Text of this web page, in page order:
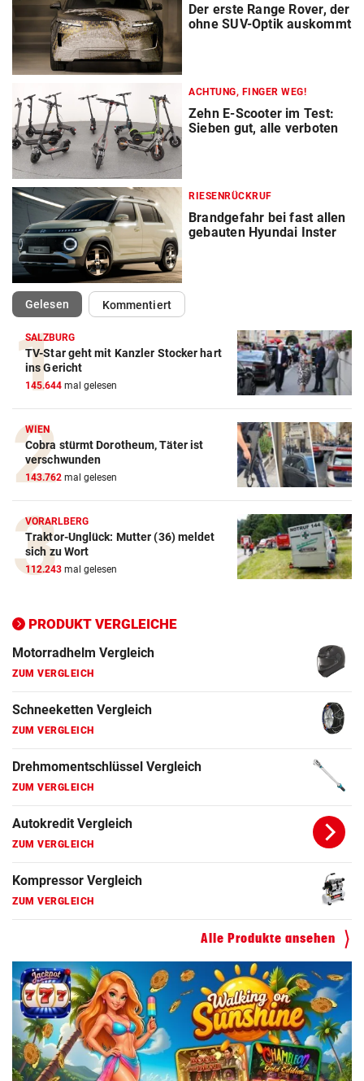
Der erste Range Rover, der
ohne SUV-Optik auskommt
ACHTUNG, FINGER WEG!
Zehn E-Scooter im Test:
Sieben gut, alle verboten
RIESENRÜCKRUF
Brandgefahr bei fast allen
gebauten Hyundai Inster
Gelesen(ausgewählt)Kommentiert
SALZBURG
TV-Star geht mit Kanzler Stocker hart
ins Gericht
145.644 mal gelesen
WIEN
Cobra stürmt Dorotheum, Täter ist
verschwunden
143.762 mal gelesen
VORARLBERG
Traktor-Unglück: Mutter (36) meldet
sich zu Wort
112.243 mal gelesen
PRODUKT VERGLEICHE
Autobatterie Vergleich
ZUM VERGLEICH
Winterreifen Vergleich
ZUM VERGLEICH
Wagenheber Vergleich
ZUM VERGLEICH
Elektroroller Vergleich
ZUM VERGLEICH
ZUM VERGLEICH
Motorradhelm Vergleich
ZUM VERGLEICH
Schneeketten Vergleich
ZUM VERGLEICH
Drehmomentschlüssel Vergleich
ZUM VERGLEICH
Autokredit Vergleich
ZUM VERGLEICH
Kompressor Vergleich
ZUM VERGLEICH
Alle Produkte ansehen